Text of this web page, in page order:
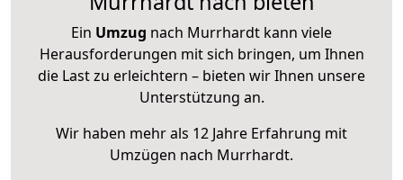
Ein Umzug nach Murrhardt kann viele
Herausforderungen mit sich bringen, um Ihnen
die Last zu erleichtern – bieten wir Ihnen unsere
Unterstützung an.
Wir haben mehr als 12 Jahre Erfahrung mit
Umzügen nach Murrhardt.